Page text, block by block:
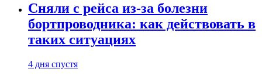
Сняли с рейса из-за болезни
бортпроводника: как действовать в
таких ситуациях
4 дня спустя